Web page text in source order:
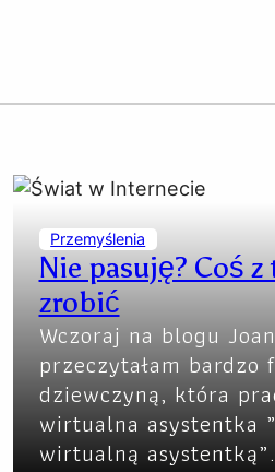
Przemyślenia
Nie pasuję? Coś
zrobić
Wczoraj na blogu
przeczytałam bardzo
dziewczyną, która
wirtualna asystentka
wirtualną